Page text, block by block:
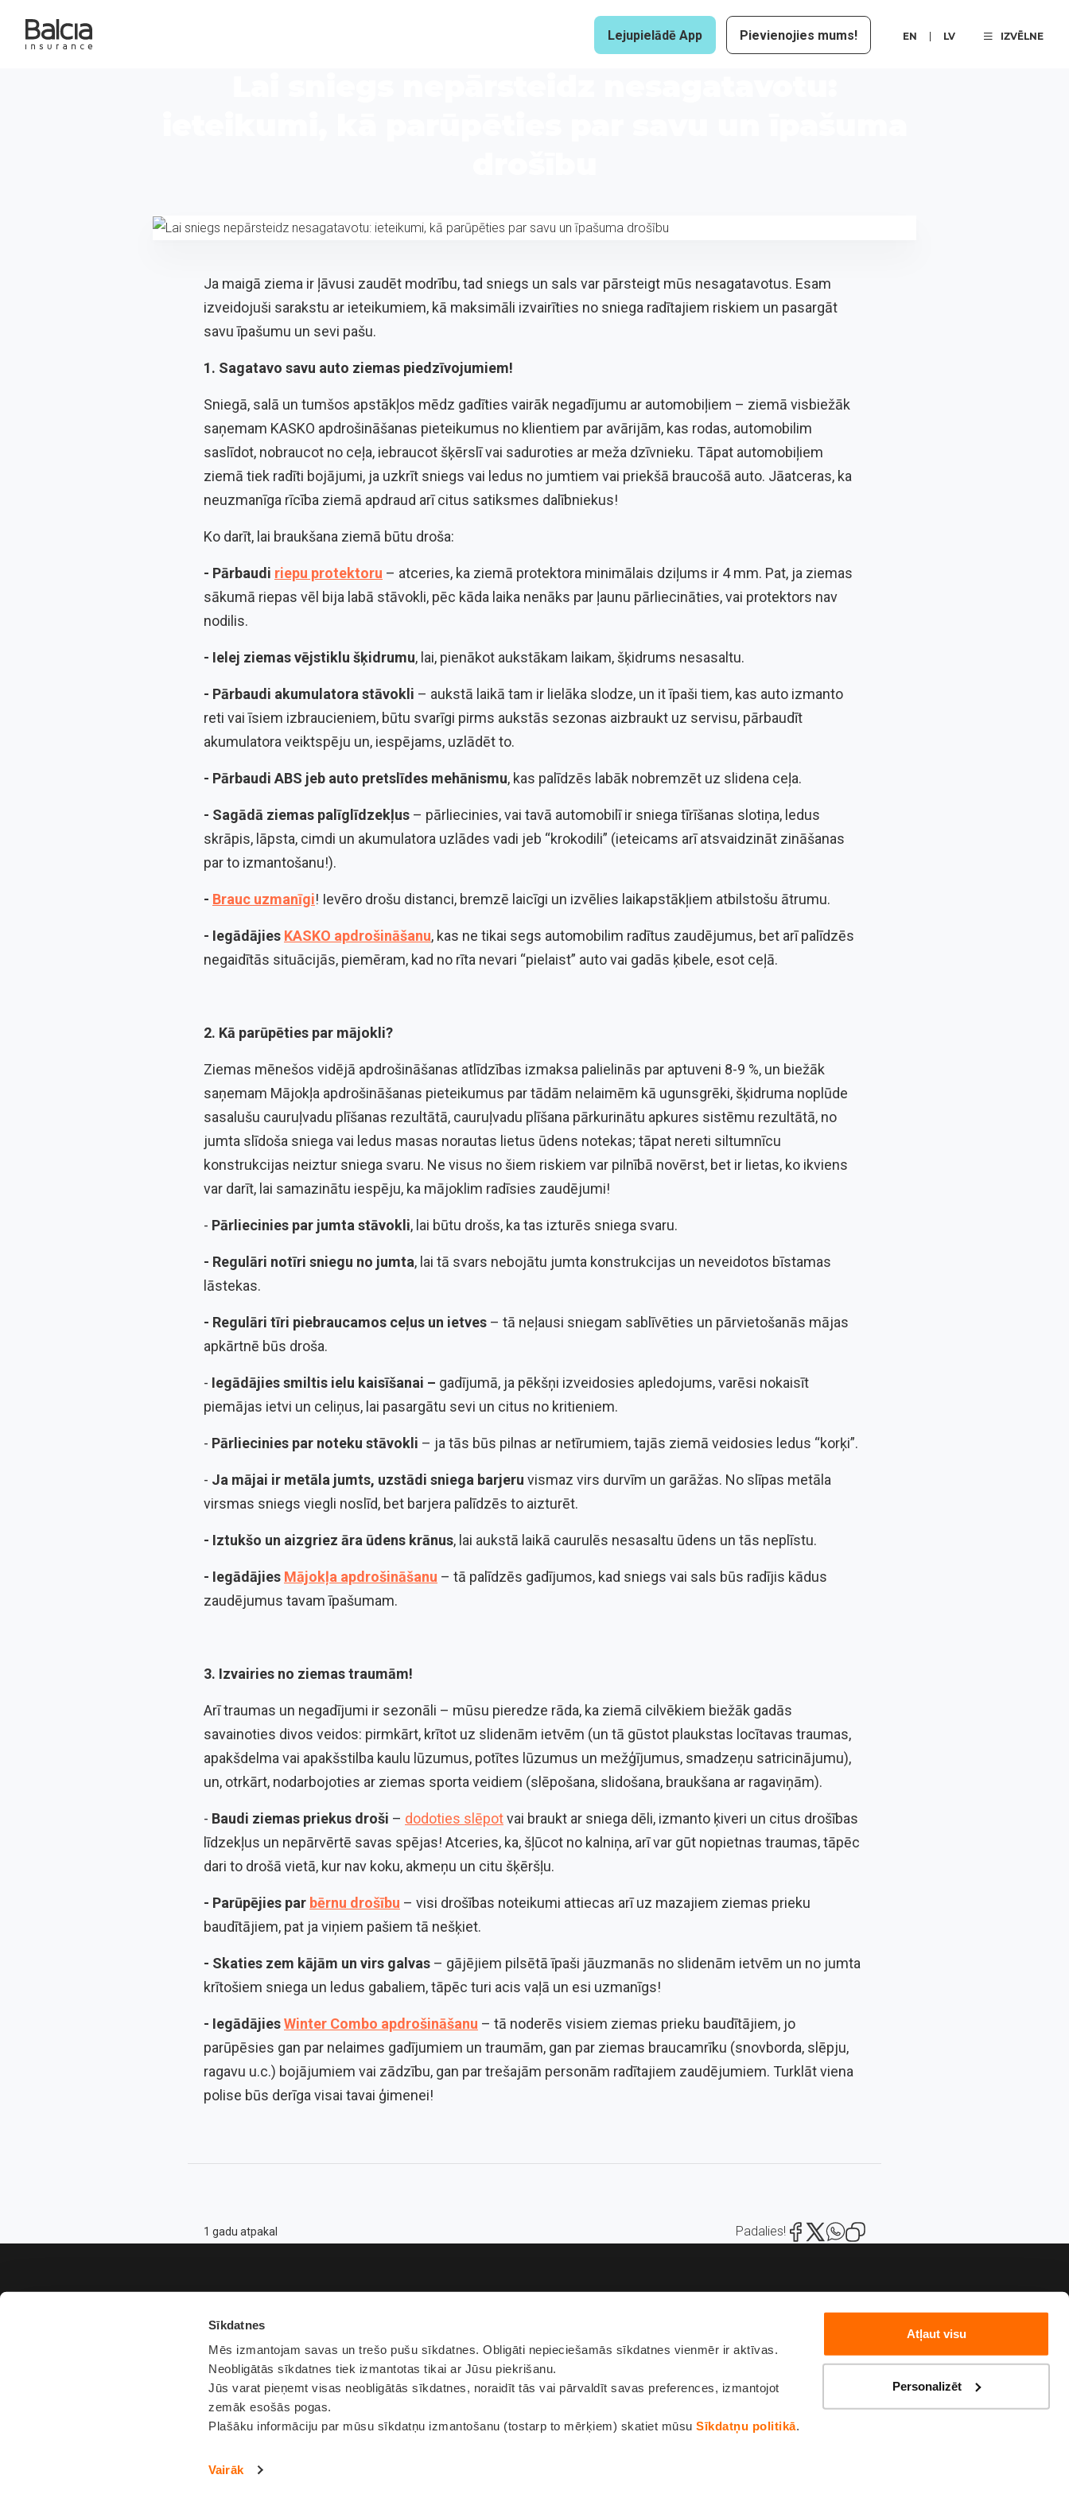
Sīkdatnes
Mēs izmantojam savas un trešo pušu sīkdatnes. Obligāti nepieciešamās sīkdatnes vienmēr ir aktīvas.
Neobligātās sīkdatnes tiek izmantotas tikai ar Jūsu piekrišanu.
Jūs varat pieņemt visas neobligātās sīkdatnes, noraidīt tās vai pārvaldīt savas preferences, izmantojot
zemāk esošās pogas.
Plašāku informāciju par mūsu sīkdatņu izmantošanu (tostarp to mērķiem) skatiet mūsuSīkdatņu politikā.
Vairāk
Atļaut visu
Personalizēt
Lejupielādē App Pievienojies mums! EN LV IZVĒLNE
Ja maigā ziema ir ļāvusi zaudēt modrību, tad sniegs un sals var pārsteigt mūs nesagatavotus. Esam
izveidojuši sarakstu ar ieteikumiem, kā maksimāli izvairīties no sniega radītajiem riskiem un pasargāt
savu īpašumu un sevi pašu.
1. Sagatavo savu auto ziemas piedzīvojumiem!
Sniegā, salā un tumšos apstākļos mēdz gadīties vairāk negadījumu ar automobiļiem – ziemā visbiežāk
saņemam KASKO apdrošināšanas pieteikumus no klientiem par avārijām, kas rodas, automobilim
saslīdot, nobraucot no ceļa, iebraucot šķērslī vai saduroties ar meža dzīvnieku. Tāpat automobiļiem
ziemā tiek radīti bojājumi, ja uzkrīt sniegs vai ledus no jumtiem vai priekšā braucošā auto. Jāatceras, ka
neuzmanīga rīcība ziemā apdraud arī citus satiksmes dalībniekus!
Ko darīt, lai braukšana ziemā būtu droša:
- Pārbaudi riepu protektoru – atceries, ka ziemā protektora minimālais dziļums ir 4 mm. Pat, ja ziemas
sākumā riepas vēl bija labā stāvokli, pēc kāda laika nenāks par ļaunu pārliecināties, vai protektors nav
nodilis.
- Ielej ziemas vējstiklu šķidrumu, lai, pienākot aukstākam laikam, šķidrums nesasaltu.
- Pārbaudi akumulatora stāvokli – aukstā laikā tam ir lielāka slodze, un it īpaši tiem, kas auto izmanto
reti vai īsiem izbraucieniem, būtu svarīgi pirms aukstās sezonas aizbraukt uz servisu, pārbaudīt
akumulatora veiktspēju un, iespējams, uzlādēt to.
- Pārbaudi ABS jeb auto pretslīdes mehānismu, kas palīdzēs labāk nobremzēt uz slidena ceļa.
- Sagādā ziemas palīglīdzekļus – pārliecinies, vai tavā automobilī ir sniega tīrīšanas slotiņa, ledus
skrāpis, lāpsta, cimdi un akumulatora uzlādes vadi jeb “krokodili” (ieteicams arī atsvaidzināt zināšanas
par to izmantošanu!).
- Brauc uzmanīgi! Ievēro drošu distanci, bremzē laicīgi un izvēlies laikapstākļiem atbilstošu ātrumu.
- Iegādājies KASKO apdrošināšanu, kas ne tikai segs automobilim radītus zaudējumus, bet arī palīdzēs
negaidītās situācijās, piemēram, kad no rīta nevari “pielaist” auto vai gadās ķibele, esot ceļā.
2. Kā parūpēties par mājokli?
Ziemas mēnešos vidējā apdrošināšanas atlīdzības izmaksa palielinās par aptuveni 8-9 %, un biežāk
saņemam Mājokļa apdrošināšanas pieteikumus par tādām nelaimēm kā ugunsgrēki, šķidruma noplūde
sasalušu cauruļvadu plīšanas rezultātā, cauruļvadu plīšana pārkurinātu apkures sistēmu rezultātā, no
jumta slīdoša sniega vai ledus masas norautas lietus ūdens notekas; tāpat nereti siltumnīcu
konstrukcijas neiztur sniega svaru. Ne visus no šiem riskiem var pilnībā novērst, bet ir lietas, ko ikviens
var darīt, lai samazinātu iespēju, ka mājoklim radīsies zaudējumi!
- Pārliecinies par jumta stāvokli, lai būtu drošs, ka tas izturēs sniega svaru.
- Regulāri notīri sniegu no jumta, lai tā svars nebojātu jumta konstrukcijas un neveidotos bīstamas
lāstekas.
- Regulāri tīri piebraucamos ceļus un ietves – tā neļausi sniegam sablīvēties un pārvietošanās mājas
apkārtnē būs droša.
- Iegādājies smiltis ielu kaisīšanai – gadījumā, ja pēkšņi izveidosies apledojums, varēsi nokaisīt
piemājas ietvi un celiņus, lai pasargātu sevi un citus no kritieniem.
- Pārliecinies par noteku stāvokli – ja tās būs pilnas ar netīrumiem, tajās ziemā veidosies ledus “korķi”.
- Ja mājai ir metāla jumts, uzstādi sniega barjeru vismaz virs durvīm un garāžas. No slīpas metāla
virsmas sniegs viegli noslīd, bet barjera palīdzēs to aizturēt.
- Iztukšo un aizgriez āra ūdens krānus, lai aukstā laikā caurulēs nesasaltu ūdens un tās neplīstu.
- Iegādājies Mājokļa apdrošināšanu – tā palīdzēs gadījumos, kad sniegs vai sals būs radījis kādus
zaudējumus tavam īpašumam.
3. Izvairies no ziemas traumām!
Arī traumas un negadījumi ir sezonāli – mūsu pieredze rāda, ka ziemā cilvēkiem biežāk gadās
savainoties divos veidos: pirmkārt, krītot uz slidenām ietvēm (un tā gūstot plaukstas locītavas traumas,
apakšdelma vai apakšstilba kaulu lūzumus, potītes lūzumus un mežģījumus, smadzeņu satricinājumu),
un, otrkārt, nodarbojoties ar ziemas sporta veidiem (slēpošana, slidošana, braukšana ar ragaviņām).
- Baudi ziemas priekus droši – dodoties slēpotvai braukt ar sniega dēli, izmanto ķiveri un citus drošības
līdzekļus un nepārvērtē savas spējas! Atceries, ka, šļūcot no kalniņa, arī var gūt nopietnas traumas, tāpēc
dari to drošā vietā, kur nav koku, akmeņu un citu šķēršļu.
- Parūpējies par bērnu drošību – visi drošības noteikumi attiecas arī uz mazajiem ziemas prieku
baudītājiem, pat ja viņiem pašiem tā nešķiet.
- Skaties zem kājām un virs galvas – gājējiem pilsētā īpaši jāuzmanās no slidenām ietvēm un no jumta
krītošiem sniega un ledus gabaliem, tāpēc turi acis vaļā un esi uzmanīgs!
- IegādājiesWinter Combo apdrošināšanu – tā noderēs visiem ziemas prieku baudītājiem, jo
parūpēsies gan par nelaimes gadījumiem un traumām, gan par ziemas braucamrīku (snovborda, slēpju,
ragavu u.c.) bojājumiem vai zādzību, gan par trešajām personām radītajiem zaudējumiem. Turklāt viena
polise būs derīga visai tavai ģimenei!
1 gadu atpakal Padalies!
Piesakies 82222